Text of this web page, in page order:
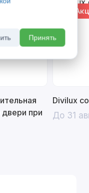
при
%
Divilux
До 31
Принять